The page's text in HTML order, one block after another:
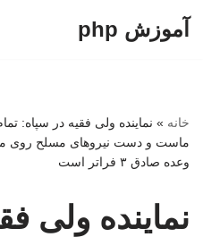
آموزش php
خانه » نماینده ولی فقیه در سپاه:
ماست و دست نیروهای مسلح روی
وعده صادق ۳ فراتر است
نماینده ولی